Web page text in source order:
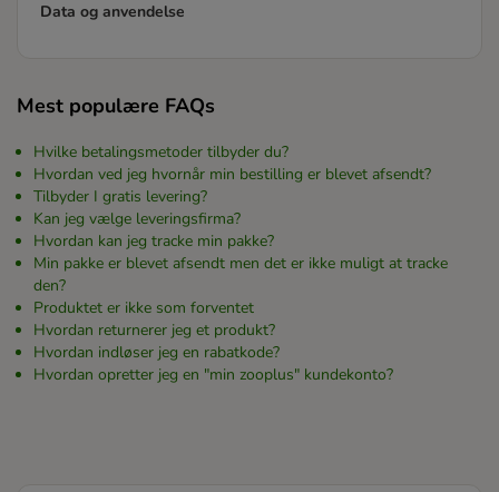
Data og anvendelse
Mest populære FAQs
Hvilke betalingsmetoder tilbyder du?
Hvordan ved jeg hvornår min bestilling er blevet afsendt?
Tilbyder I gratis levering?
Kan jeg vælge leveringsfirma?
Hvordan kan jeg tracke min pakke?
Min pakke er blevet afsendt men det er ikke muligt at tracke
den?
Produktet er ikke som forventet
Hvordan returnerer jeg et produkt?
Hvordan indløser jeg en rabatkode?
Hvordan opretter jeg en "min zooplus" kundekonto?